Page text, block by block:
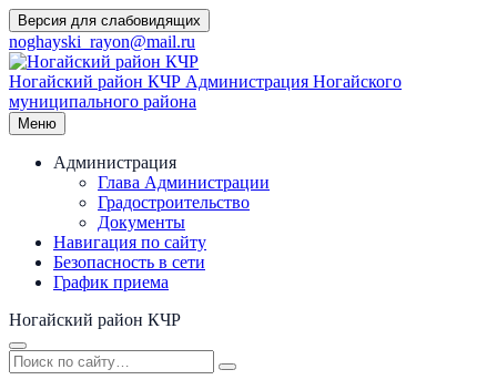
Перейти
к
содержимому
Версия для слабовидящих
noghayski_rayon@mail.ru
Ногайский район КЧР Администрация Ногайского
муниципального района
Меню
Администрация
Глава Администрации
Градостроительство
Документы
Навигация по сайту
Безопасность в сети
График приема
Ногайский район КЧР